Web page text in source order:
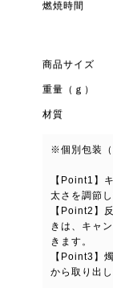
燃焼時間
商品サイズ
重量（ｇ）
材質
※個別包装
【Point1】
太さを調節し
【Point2】
きは、キャ
きます。
【Point3】
から取り出